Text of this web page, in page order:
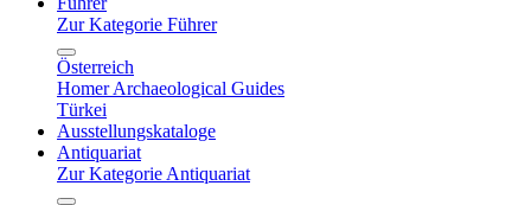
Zur Kategorie Führer
Österreich
Homer Archaeological Guides
Türkei
Ausstellungskataloge
Antiquariat
Zur Kategorie Antiquariat